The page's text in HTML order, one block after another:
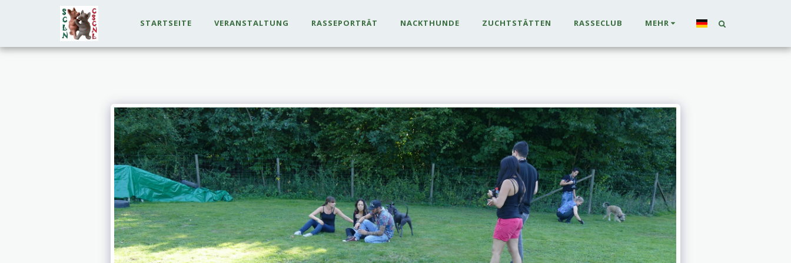
STARTSEITE VERANSTALTUNG RASSEPORTRÄT NACKTHUNDE ZUCHTSTÄTTEN RASSECLUB MEHR